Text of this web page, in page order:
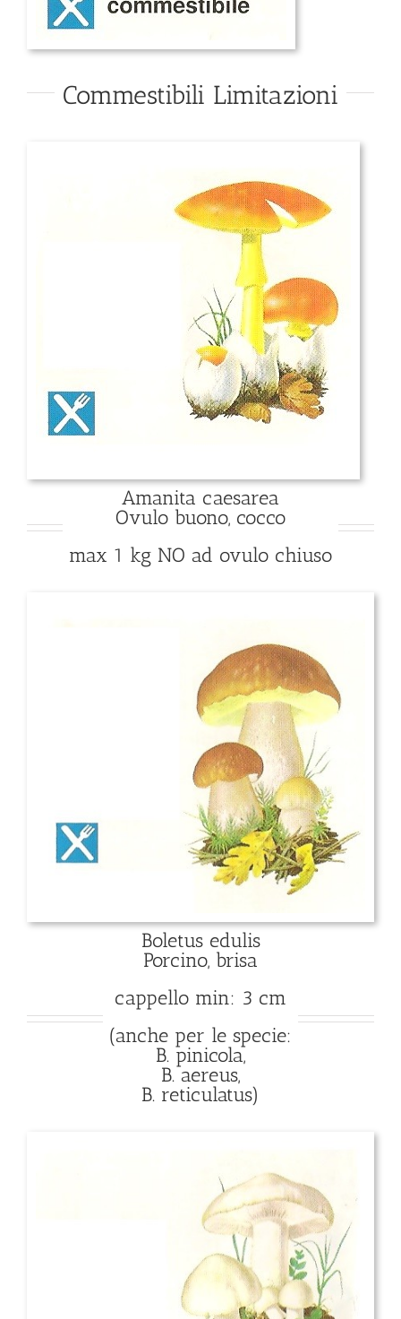
Commestibili Limitazioni
Amanita caesarea
Ovulo buono, cocco
max 1 kg NO ad ovulo chiuso
Boletus edulis
Porcino, brisa
cappello min: 3 cm
(anche per le specie:
B. pinicola,
B. aereus,
B. reticulatus)